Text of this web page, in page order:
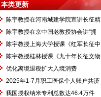
本类更新
陈宇教授在河南城建学院宣讲长征精
神及红25军长征史
陈宇教授在京中国老教授协会讲“拥
抱中华新文明”
陈宇教授上海大学授课《红军长征中
的黄埔师生》
陈宇教授桂林授课《九十年长征文物
鉴赏》
优化离境退税扩大入境消费
2025年1-7月职工医保个人账户共济
2.31亿人次 共济金额304.57亿元
我国授权纳米专利总数达46.4万件